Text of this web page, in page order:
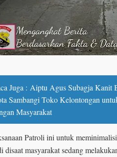
Juga : Aiptu Agus Subagja Kanit
Sambangi Toko Kelontongan
Masyarakat
Patroli ini untuk
disaat masyarakat sedang